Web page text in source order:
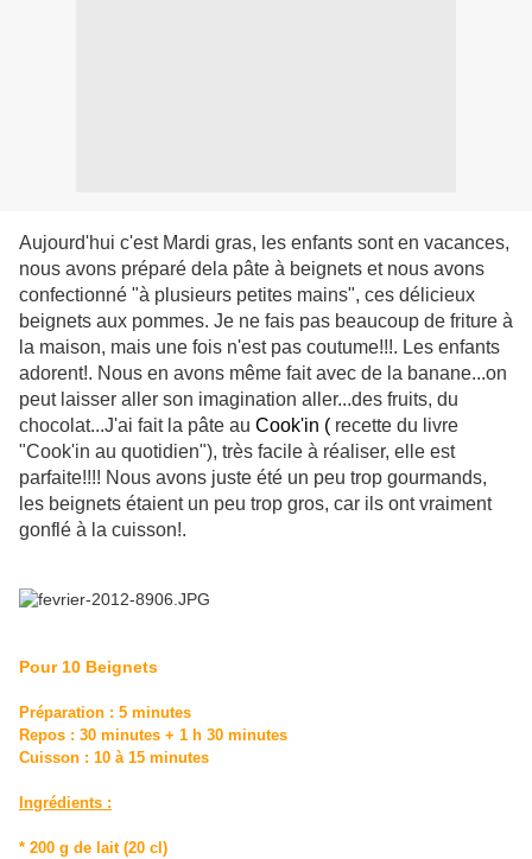
Aujourd'hui c'est Mardi gras, les enfants sont en vacances,
nous avons préparé dela pâte à beignets et nous avons
confectionné "à plusieurs petites mains", ces délicieux
beignets aux pommes. Je ne fais pas beaucoup de friture à
la maison, mais une fois n'est pas coutume!!!. Les enfants
adorent!. Nous en avons même fait avec de la banane...on
peut laisser aller son imagination aller...des fruits, du
chocolat...J'ai fait la pâte au Cook'in ( recette du livre
"Cook'in au quotidien"), très facile à réaliser, elle est
parfaite!!!! Nous avons juste été un peu trop gourmands,
les beignets étaient un peu trop gros, car ils ont vraiment
gonflé à la cuisson!.
Pour 10 Beignets
Préparation : 5 minutes
Repos : 30 minutes + 1 h 30 minutes
Cuisson : 10 à 15 minutes
Ingrédients :
* 200 g de lait (20 cl)